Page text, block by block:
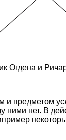
Огдена и
и предметом
ними нет. В